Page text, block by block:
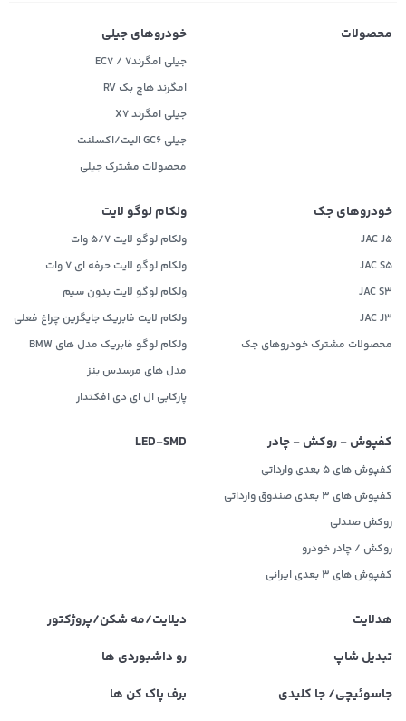
محصولات خودروهای جیلی
جیلی امگرند۷ / EC7
امگرند هاچ بک RV
جیلی امگرند X7
جیلی GC6 الیت/اکسلنت
محصولات مشترک جیلی
خودروهای جک
JAC J5
JAC S5
JAC S3
JAC J3
محصولات مشترک خودروهای جک
ولکام لوگو لایت
ولکام لوگو لایت 5/7 وات
ولکام لوگو لایت حرفه ای 7 وات
ولکام لوگو لایت بدون سیم
ولکام لایت فابریک جایگزین چراغ فعلی
ولکام لوگو فابریک مدل های BMW
مدل های مرسدس بنز
پارکابی ال ای دی افکتدار
کفپوش - روکش - چادر
کفپوش های 5 بعدی وارداتی
کفپوش های 3 بعدی صندوق وارداتی
روکش صندلی
روکش / چادر خودرو
کفپوش های ۳ بعدی ایرانی
LED‌-SMD
هدلایت
دیلایت/مه شکن/پروژکتور
تبدیل شاپ
رو داشبوردی ها
جاسوئیچی/ جا کلیدی
برف پاک کن ها